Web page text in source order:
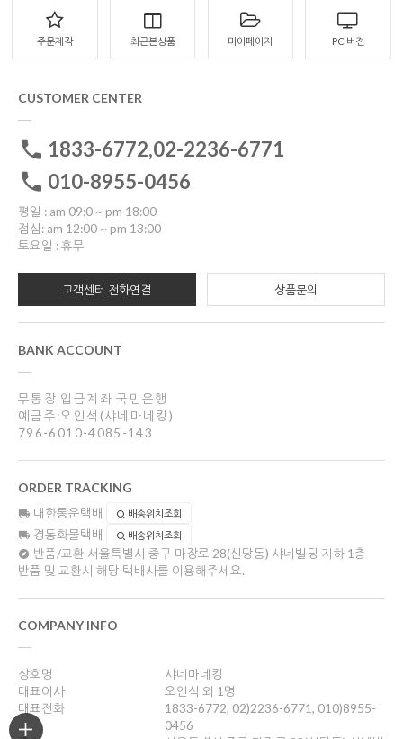
주문제작 최근본상품 마이페이지 PC 버젼
CUSTOMER CENTER
1833-6772,02-2236-6771
010-8955-0456
평일 : am 09:0 ~ pm 18:00
점심: am 12:00 ~ pm 13:00
토요일 : 휴무
고객센터 전화연결 상품문의
BANK ACCOUNT
무통장 입금계좌 국민은행
예금주:오인석(샤네마네킹)
796-6010-4085-143
ORDER TRACKING
대한통운택배 배송위치조회
경동화물택배 배송위치조회
반품/교환 서울특별시 중구 마장로 28(신당동) 샤네빌딩 지하 1층
반품 및 교환시 해당 택배사를 이용해주세요.
COMPANY INFO
상호명
샤네마네킹
대표이사
오인석 외 1명
대표전화
1833-6772, 02)2236-6771, 010)8955-
0456